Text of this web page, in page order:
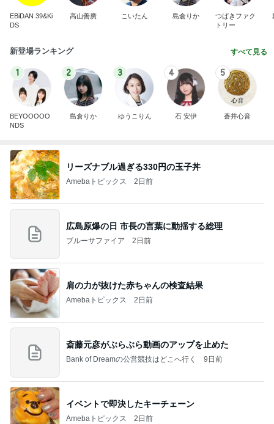
EBiDAN 39&Ki
DS
高山善廣 こいたん 島倉りか
つばきファク
トリー
新登場ランキング すべて見る
1
BEYOOOOO
NDS
2
島倉りか
3
ゆうこりん
4
石 安伊
5
蒼井心音
リーズナブル過ぎる330円の玉子丼
Amebaトピックス 2日前
広島原爆の日 市長の言葉に動揺する総理
ブルーサファイア 2日前
肩の力が抜けた赤ちゃんの検査結果
Amebaトピックス 2日前
斎藤元彦がぶらぶら動画のアップを止めた
Bank of Dreamの公営競技はどこへ行く 9日前
イベントで即決したキーチェーン
Amebaトピックス 2日前